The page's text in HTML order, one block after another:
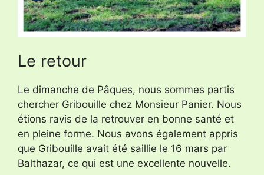
Le retour
Le dimanche de Pâques, nous sommes partis
chercher Gribouille chez Monsieur Panier. Nous
étions ravis de la retrouver en bonne santé et
en pleine forme. Nous avons également appris
que Gribouille avait été saillie le 16 mars par
Balthazar, ce qui est une excellente nouvelle.